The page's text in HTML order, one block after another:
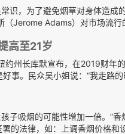
识，为了避免烟草对身体造成
（Jerome Adams）对市场流行
高至21岁
约州长库默宣布，在2019财年
事。民众吴小姐说：“我走路
子吸烟的可能性增加一倍。”
的法律，如：上调香烟价格和